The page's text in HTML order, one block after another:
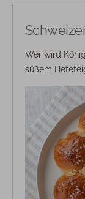
Wer wird
süßem